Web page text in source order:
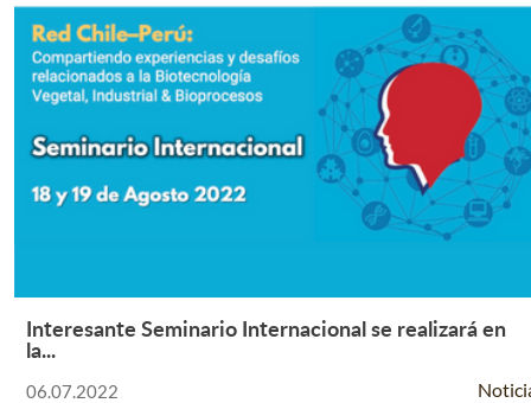
Leer Más +
Interesante Seminario Internacional se realizará en
la...
06.07.2022